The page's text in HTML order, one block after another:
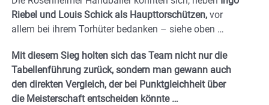
Riebel und Louis Schick als Haupttorschützen, vor
allem bei ihrem Torhüter bedanken – siehe oben …
Mit diesem Sieg holten sich das Team nicht nur die
Tabellenführung zurück, sondern man gewann auch
den direkten Vergleich, der bei Punktgleichheit über
die Meisterschaft entscheiden könnte …